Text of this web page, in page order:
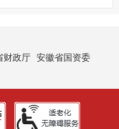
财政厅 安徽省国资委